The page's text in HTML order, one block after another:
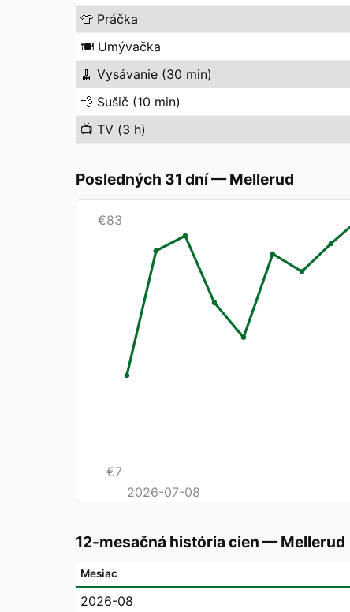
👕 Práčka
🍽️ Umývačka
🧹 Vysávanie (30 min)
💨 Sušič (10 min)
📺 TV (3 h)
Posledných 31 dní—Mellerud
€83
€7
2026-07-08
12-mesačná história cien —Mellerud
Mesiac
2026-08